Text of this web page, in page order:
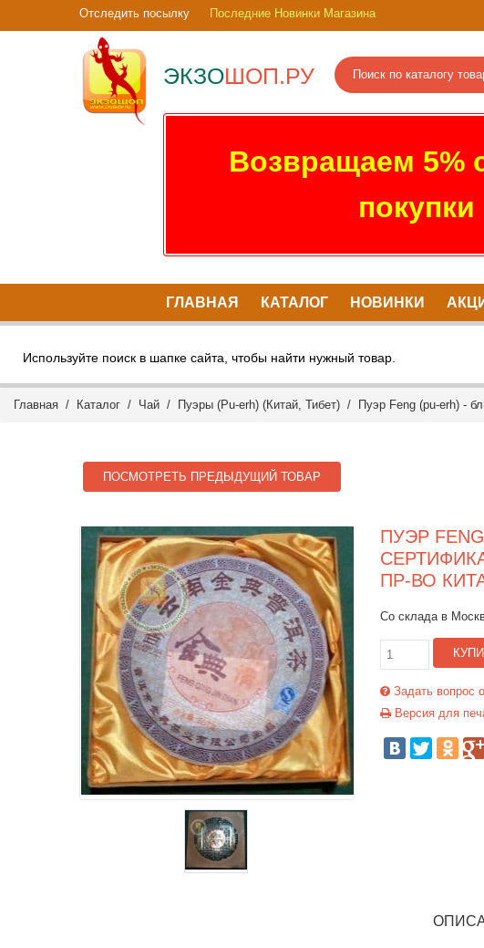
Отследить посылку Последние Новинки Магазина
ЭКЗОШОП.РУ
Возвращаем 5%
покупки
ГЛАВНАЯ КАТАЛОГ НОВИНКИ
Используйте поиск в шапке сайта, чтобы найти нужный товар.
Главная / Каталог / Чай / Пуэры (Pu-erh) (Китай, Тибет) / Пуэр Feng (pu-erh) -
ПОСМОТРЕТЬ ПРЕДЫДУЩИЙ ТОВАР
ПУЭР
ПР-ВО
Со склада в
Задать вопрос
Версия для